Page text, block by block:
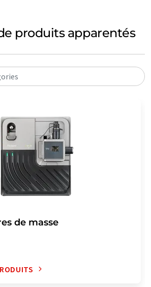
produits apparentés
de masse